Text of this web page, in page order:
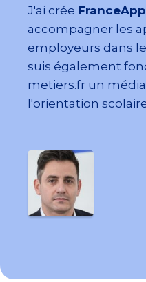
J'ai crée
accompagner les
employeurs dans
suis également
metiers.fr un
l'orientation